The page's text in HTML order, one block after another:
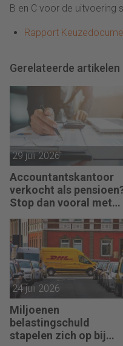
B en C voor de uitvoering
Rapport
Gerelateerde artikelen
29 juli 2026
Accountantskantoor
verkocht als
Stop dan vooral met
24 juli 2026
Miljoenen
belastingschuld
stapelen zich op bij